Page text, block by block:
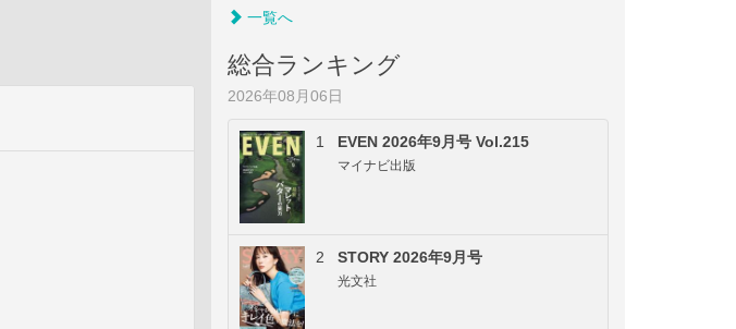
一覧へ
総合ランキング
2026年08月06日
1 EVEN 2026年9月号 Vol.215
マイナビ出版
2 STORY 2026年9月号
光文社